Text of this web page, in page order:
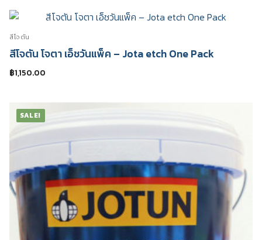
สีอีนเตอร์เนชันแนล
สีทีโอเอ
ติดต่อเรา
สีโจตัน
สีโจตัน โจตา เอ็ชวันแพ็ค – Jota etch One Pack
฿1,150.00
SALE!